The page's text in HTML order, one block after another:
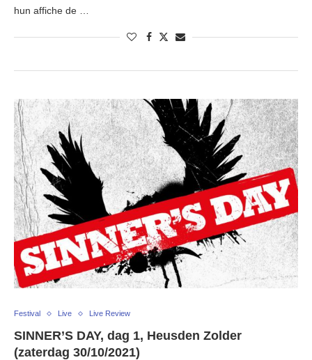
hun affiche de …
Festival Live Live Review
SINNER’S DAY, dag 1, Heusden Zolder
(zaterdag 30/10/2021)